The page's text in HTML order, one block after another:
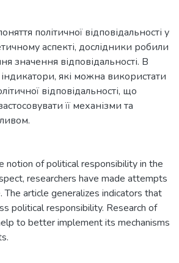
політичної відповідальності у
аспекті, дослідники робили
значення відповідальності. В
індикатори, які можна використати
відповідальності, що
її механізми та
notion of political responsibility in the
researchers have made attempts
The article generalizes indicators that
political responsibility. Research of
to better implement its mechanisms